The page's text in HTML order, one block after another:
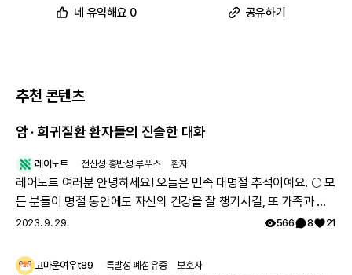
네 유익해요 0 공유하기
추천 콘텐츠
암 · 희귀질환 환자들의 진솔한 대화
레어노트 전신성 홍반성 루푸스 환자
레어노트 여러분 안녕하세요! 오늘은 민족 대명절 추석이예요. 🌕 모
든 분들이 명절 동안에도 자신의 건강을 잘 챙기시길, 또 가족과 함
께 따뜻하고 행복한 시간 보내시길 레어노트팀이 기원하겠습니다!
2023. 9. 29. 566 8 21
고마운여우t89 특발성 폐섬유증 보호자